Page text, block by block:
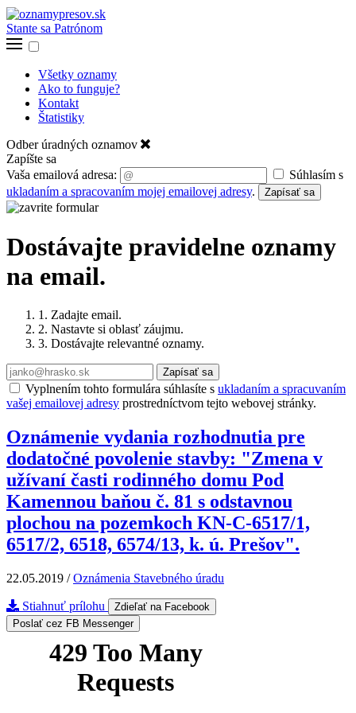
Stante sa Patrónom
Všetky oznamy
Ako to funguje?
Kontakt
Štatistiky
Odber úradných oznamov
Zapíšte sa
Vaša emailová adresa:
Súhlasím s
ukladaním a spracovaním mojej emailovej adresy. Zapísať sa
Dostávajte pravidelne oznamy
na email.
1. Zadajte email.
2. Nastavte si oblasť záujmu.
3. Dostávajte relevantné oznamy.
Zapísať sa
Vyplnením tohto formulára súhlasíte s ukladaním a spracuvaním
vašej emailovej adresy prostredníctvom tejto webovej stránky.
Oznámenie vydania rozhodnutia pre
dodatočné povolenie stavby: "Zmena v
užívaní časti rodinného domu Pod
Kamennou baňou č. 81 s odstavnou
plochou na pozemkoch KN-C-6517/1,
6517/2, 6518, 6574/13, k. ú. Prešov".
22.05.2019 /Oznámenia Stavebného úradu
Stiahnuť prílohu
Zdieľať na Facebook
Poslať cez FB Messenger